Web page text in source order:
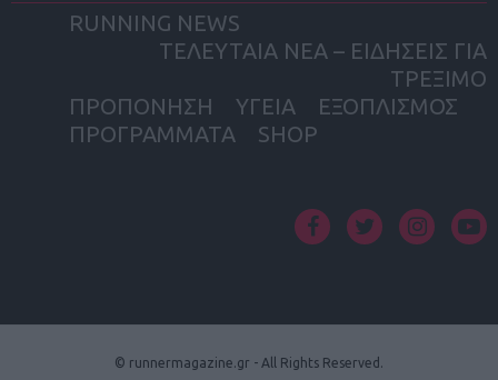
RUNNING NEWS
ΤΕΛΕΥΤΑΙΑ ΝΕΑ – ΕΙΔΗΣΕΙΣ ΓΙΑ
ΤΡΕΞΙΜΟ
ΠΡΟΠΟΝΗΣΗ
ΥΓΕΙΑ
ΕΞΟΠΛΙΣΜΟΣ
ΠΡΟΓΡΑΜΜΑΤΑ
SHOP
© runnermagazine.gr - All Rights Reserved.